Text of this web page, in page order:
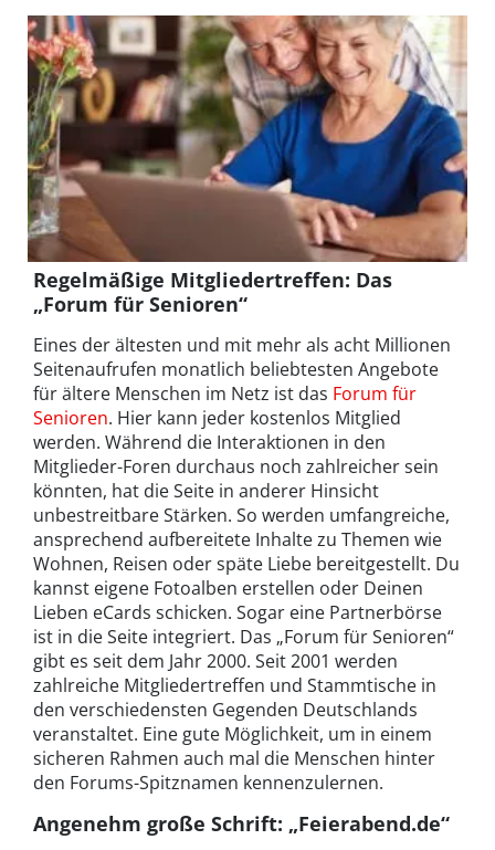
Regelmäßige Mitgliedertreffen: Das
„Forum für Senioren“
Eines der ältesten und mit mehr als acht Millionen
Seitenaufrufen monatlich beliebtesten Angebote
für ältere Menschen im Netz ist das Forum für
Senioren. Hier kann jeder kostenlos Mitglied
werden. Während die Interaktionen in den
Mitglieder-Foren durchaus noch zahlreicher sein
könnten, hat die Seite in anderer Hinsicht
unbestreitbare Stärken. So werden umfangreiche,
ansprechend aufbereitete Inhalte zu Themen wie
Wohnen, Reisen oder späte Liebe bereitgestellt. Du
kannst eigene Fotoalben erstellen oder Deinen
Lieben eCards schicken. Sogar eine Partnerbörse
ist in die Seite integriert. Das „Forum für Senioren“
gibt es seit dem Jahr 2000. Seit 2001 werden
zahlreiche Mitgliedertreffen und Stammtische in
den verschiedensten Gegenden Deutschlands
veranstaltet. Eine gute Möglichkeit, um in einem
sicheren Rahmen auch mal die Menschen hinter
den Forums-Spitznamen kennenzulernen.
Angenehm große Schrift: „Feierabend.de“